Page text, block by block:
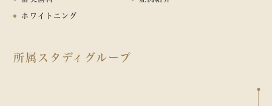
ホワイトニング
所属スタディグループ